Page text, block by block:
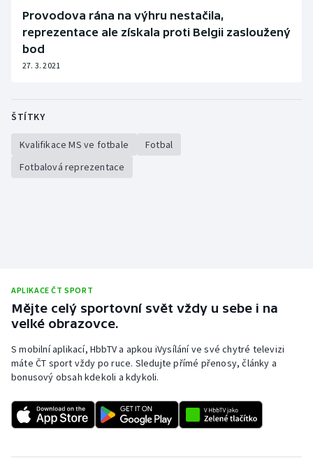
Provodova rána na výhru nestačila,
reprezentace ale získala proti Belgii zasloužený
bod
27. 3. 2021
ŠTÍTKY
Kvalifikace MS ve fotbale
Fotbal
Fotbalová reprezentace
APLIKACE ČT SPORT
Mějte celý sportovní svět vždy u sebe i na
velké obrazovce.
S mobilní aplikací, HbbTV a apkou iVysílání ve své chytré televizi
máte ČT sport vždy po ruce. Sledujte přímé přenosy, články a
bonusový obsah kdekoli a kdykoli.